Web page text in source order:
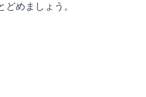
めましょう。